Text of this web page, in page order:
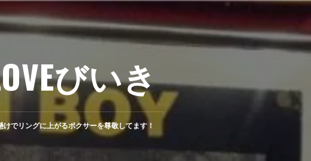
びいき
でリングに上がるボクサーを尊敬してます！